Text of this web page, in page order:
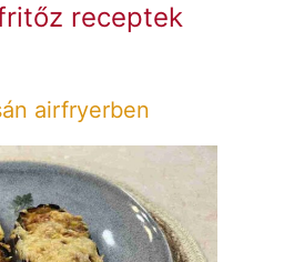
receptek
airfryerben